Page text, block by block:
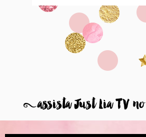
8assista Just Lia TV